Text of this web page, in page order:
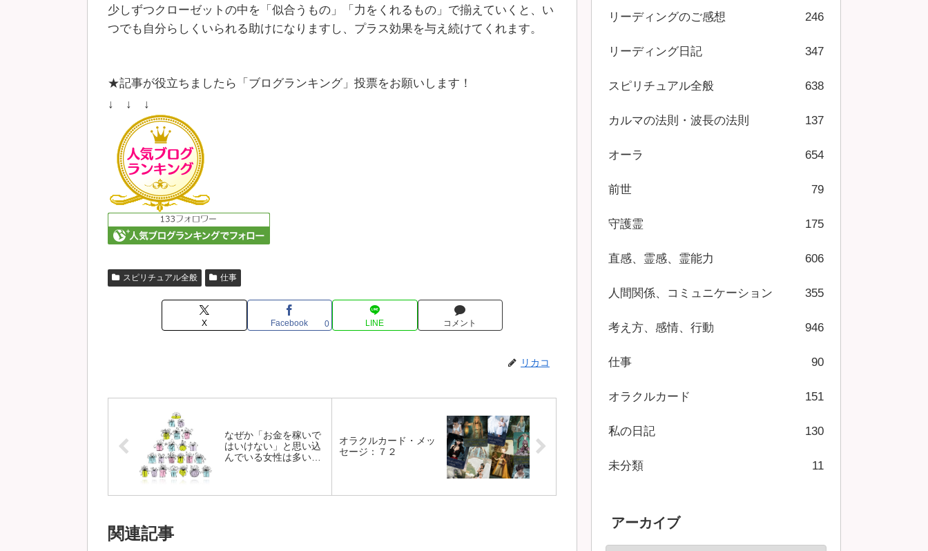
少しずつクローゼットの中を「似合うもの」「力をくれるもの」で揃えていくと、い
つでも自分らしくいられる助けになりますし、プラス効果を与え続けてくれます。
★記事が役立ちましたら「ブログランキング」投票をお願いします！
↓ ↓ ↓
スピリチュアル全般 仕事
X Facebook 0 LINE コメント
リカコ
なぜか「お金を稼いで
はいけない」と思い込
んでいる女性は多いで
オラクルカード・メッ
セージ：７２
関連記事
リーディングのご感想 246
リーディング日記 347
スピリチュアル全般 638
カルマの法則・波長の法則 137
オーラ 654
前世 79
守護霊 175
直感、霊感、霊能力 606
人間関係、コミュニケーション 355
考え方、感情、行動 946
仕事 90
オラクルカード 151
私の日記 130
未分類 11
アーカイブ